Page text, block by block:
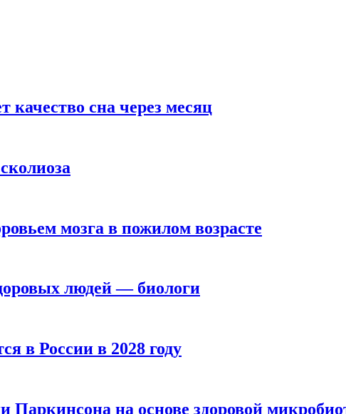
сна через месяц
мозга в пожилом возрасте
людей — биологи
в России в 2028 году
Паркинсона на основе здоровой